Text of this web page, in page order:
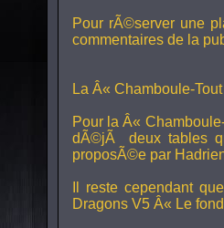
Pour rÃ©server une
commentaires de la
La Â« Chamboule-
Pour la Â«
dÃ©jÃ deux tables
proposÃ©e par
Il reste cependant
Dragons V5Â« Le